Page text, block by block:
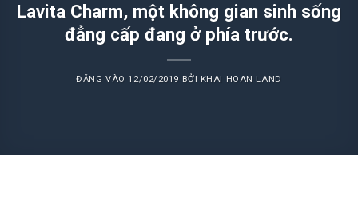
Lavita Charm, một không gian sinh sống
đẳng cấp đang ở phía trước.
ĐĂNG VÀO12/02/2019 BỞI KHAI HOAN LAND